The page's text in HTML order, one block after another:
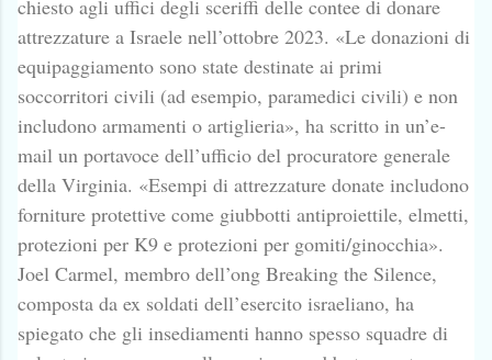
chiesto agli uffici degli sceriffi delle contee di donare
attrezzature a Israele nell’ottobre 2023. «Le donazioni di
equipaggiamento sono state destinate ai primi
soccorritori civili (ad esempio, paramedici civili) e non
includono armamenti o artiglieria», ha scritto in un’e-
mail un portavoce dell’ufficio del procuratore generale
della Virginia. «Esempi di attrezzature donate includono
forniture protettive come giubbotti antiproiettile, elmetti,
protezioni per K9 e protezioni per gomiti/ginocchia».
Joel Carmel, membro dell’ong Breaking the Silence,
composta da ex soldati dell’esercito israeliano, ha
spiegato che gli insediamenti hanno spesso squadre di